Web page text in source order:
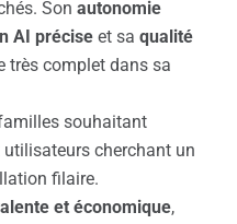
Son autonomie
AI précise et sa qualité
très complet dans sa
souhaitant
utilisateurs cherchant un
filaire.
et économique,